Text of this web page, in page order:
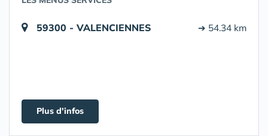
59300 - VALENCIENNES ➔ 54.34 km
Plus d'infos